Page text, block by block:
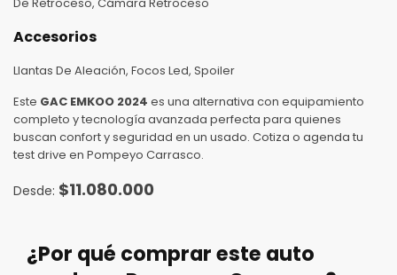
Accesorios
Llantas De Aleación, Focos Led, Spoiler
Este GAC EMKOO 2024 es una alternativa con equipamiento
completo y tecnología avanzada perfecta para quienes
buscan confort y seguridad en un usado. Cotiza o agenda tu
test drive en Pompeyo Carrasco.
$11.080.000
¿Por qué comprar este auto